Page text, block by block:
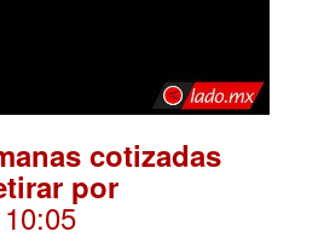
cotizadas
por